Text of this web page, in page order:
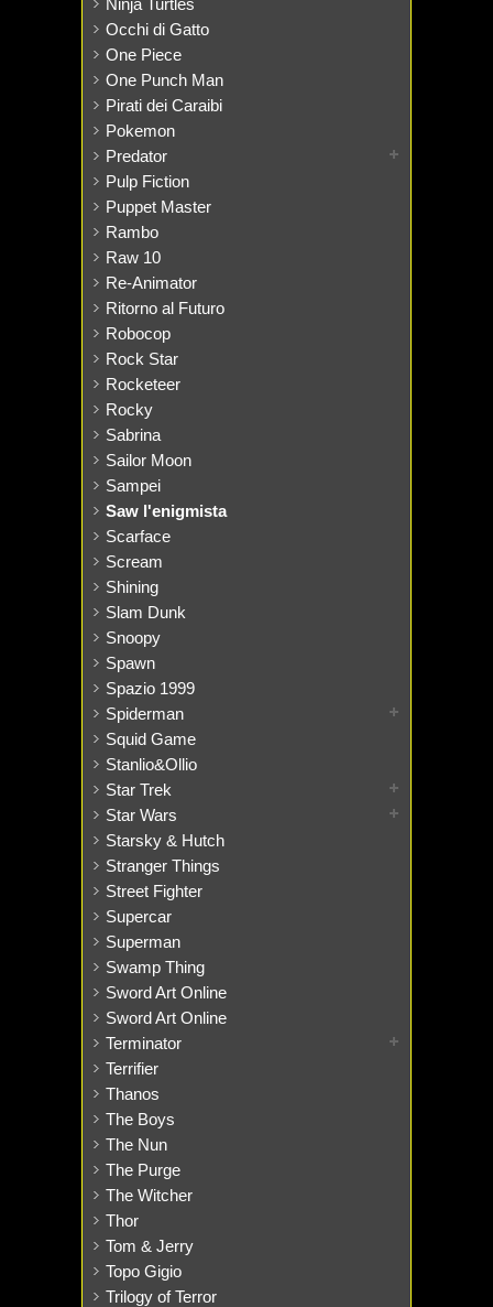
Ninja Turtles
Occhi di Gatto
One Piece
One Punch Man
Pirati dei Caraibi
Pokemon
Predator
Pulp Fiction
Puppet Master
Rambo
Raw 10
Re-Animator
Ritorno al Futuro
Robocop
Rock Star
Rocketeer
Rocky
Sabrina
Sailor Moon
Sampei
Saw l'enigmista
Scarface
Scream
Shining
Slam Dunk
Snoopy
Spawn
Spazio 1999
Spiderman
Squid Game
Stanlio&Ollio
Star Trek
Star Wars
Starsky & Hutch
Stranger Things
Street Fighter
Supercar
Superman
Swamp Thing
Sword Art Online
Sword Art Online
Terminator
Terrifier
Thanos
The Boys
The Nun
The Purge
The Witcher
Thor
Tom & Jerry
Topo Gigio
Trilogy of Terror